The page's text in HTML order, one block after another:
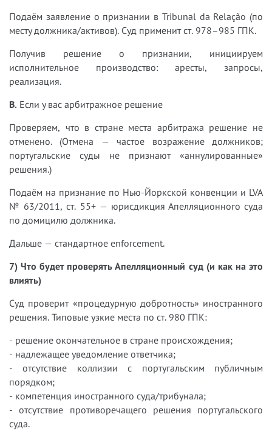
Подаём заявление о признании в Tribunal da Relação (по
месту должника/активов). Суд применит ст. 978–985 ГПК.
Получив решение о признании, инициируем
исполнительное производство: аресты, запросы,
реализация.
B. Если у вас арбитражное решение
Проверяем, что в стране места арбитража решение не
отменено. (Отмена — частое возражение должников;
португальские суды не признают «аннулированные»
решения.)
Подаём на признание по Нью-Йоркской конвенции и LVA
№ 63/2011, ст. 55+ — юрисдикция Апелляционного суда
по домицилю должника.
Дальше — стандартное enforcement.
7) Что будет проверять Апелляционный суд (и как на это
влиять)
Суд проверит «процедурную добротность» иностранного
решения. Типовые узкие места по ст. 980 ГПК:
- решение окончательное в стране происхождения;
- надлежащее уведомление ответчика;
- отсутствие коллизии с португальским публичным
порядком;
- компетенция иностранного суда/трибунала;
- отсутствие противоречащего решения португальского
суда.